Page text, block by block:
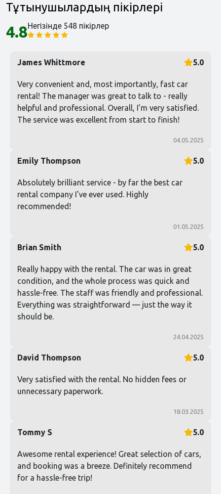
Тұтынушылардың пікірлері
4.8Негізінде 548 пікірлер
James Whittmore 5.0
Very convenient and, most importantly, fast car
rental! The manager was great to talk to - really
helpful and professional. Overall, I’m very satisfied.
The service was excellent from start to finish!
04.05.2025
Emily Thompson 5.0
Absolutely brilliant service - by far the best car
rental company I've ever used. Highly
recommended!
01.05.2025
Brian Smith 5.0
Really happy with the rental. The car was in great
condition, and the whole process was quick and
hassle-free. The staff was friendly and professional.
Everything was straightforward — just the way it
should be.
24.04.2025
David Thompson 5.0
Very satisfied with the rental. No hidden fees or
unnecessary paperwork.
18.03.2025
Tommy S 5.0
Awesome rental experience! Great selection of cars,
and booking was a breeze. Definitely recommend
for a hassle-free trip!